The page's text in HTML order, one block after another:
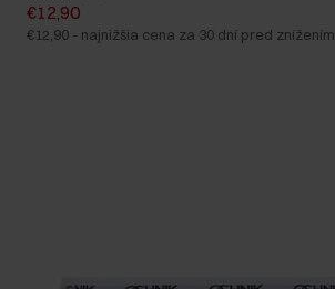
€12,90
€12,90 - najnižšia cena za 30 dní pred znížením